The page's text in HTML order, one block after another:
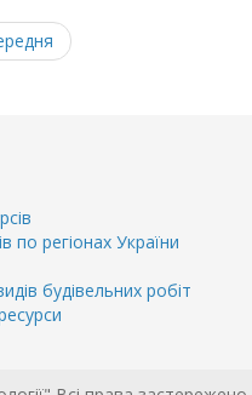
по регіонах України
будівельних робіт